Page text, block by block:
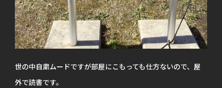
世の中自粛ムードですが部屋にこもっても仕方ないので、屋
外で読書です。